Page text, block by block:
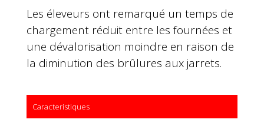
Les éleveurs ont remarqué un temps de
chargement réduit entre les fournées et
une dévalorisation moindre en raison de
la diminution des brûlures aux jarrets.
Caracteristiques